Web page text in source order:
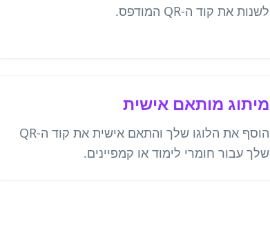
לשנות את קוד ה-QR המודפס.
מיתוג מותאם אישית
הוסף את הלוגו שלך והתאם אישית את קוד ה-QR
שלך עבור חומרי לימוד או קמפיינים.